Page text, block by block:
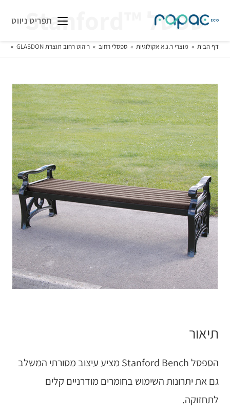
תפריט ניווט ספסל ™Stanford
דף הבית » מוצרי ר.ג.א אקולוגיות » ספסלי רחוב » ריהוט רחוב תוצרת GLASDON »
תיאור
הספסל Stanford Bench מציע עיצוב מסורתי המשלב
גם את יתרונות השימוש בחומרים מודרניים קלים
לתחזוקה.